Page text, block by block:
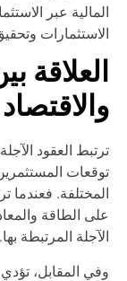
عبر الاستثمار
وتحقيق
بين
العقود الآجلة
المستثمرين
فعندما
الطاقة والمعادن،
المرتبطة بها.
المقابل، تؤدي